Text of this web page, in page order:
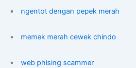
ngentot dengan pepek merah
memek merah cewek chindo
web phising scammer